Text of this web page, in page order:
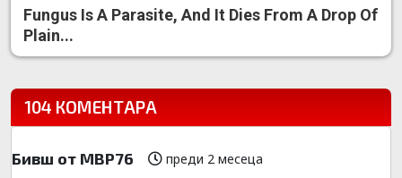
Fungus Is A Parasite, And It Dies From A Drop Of
Plain...
104 КОМЕНТАРА
Бивш от МВР76 преди 2 месеца